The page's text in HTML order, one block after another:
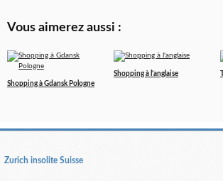
Vous aimerez aussi :
Shopping à Gdansk Pologne
Shopping à l'anglaise
Zurich insolite Suisse